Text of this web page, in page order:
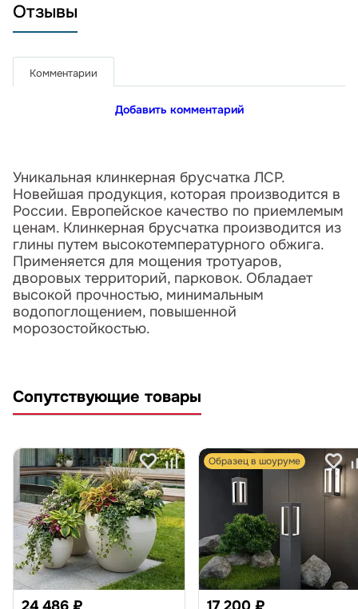
Отзывы
Комментарии
Добавить комментарий
Уникальная клинкерная брусчатка ЛСР.
Новейшая продукция, которая производится в
России. Европейское качество по приемлемым
ценам. Клинкерная брусчатка производится из
глины путем высокотемпературного обжига.
Применяется для мощения тротуаров,
дворовых территорий, парковок. Обладает
высокой прочностью, минимальным
водопоглощением, повышенной
морозостойкостью.
Сопутствующие товары
Образец в шоуруме